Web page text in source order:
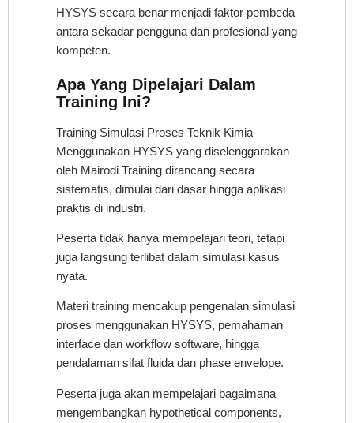
HYSYS secara benar menjadi faktor pembeda
antara sekadar pengguna dan profesional yang
kompeten.
Apa Yang Dipelajari Dalam
Training Ini?
Training Simulasi Proses Teknik Kimia
Menggunakan HYSYS yang diselenggarakan
oleh Mairodi Training dirancang secara
sistematis, dimulai dari dasar hingga aplikasi
praktis di industri.
Peserta tidak hanya mempelajari teori, tetapi
juga langsung terlibat dalam simulasi kasus
nyata.
Materi training mencakup pengenalan simulasi
proses menggunakan HYSYS, pemahaman
interface dan workflow software, hingga
pendalaman sifat fluida dan phase envelope.
Peserta juga akan mempelajari bagaimana
mengembangkan hypothetical components,